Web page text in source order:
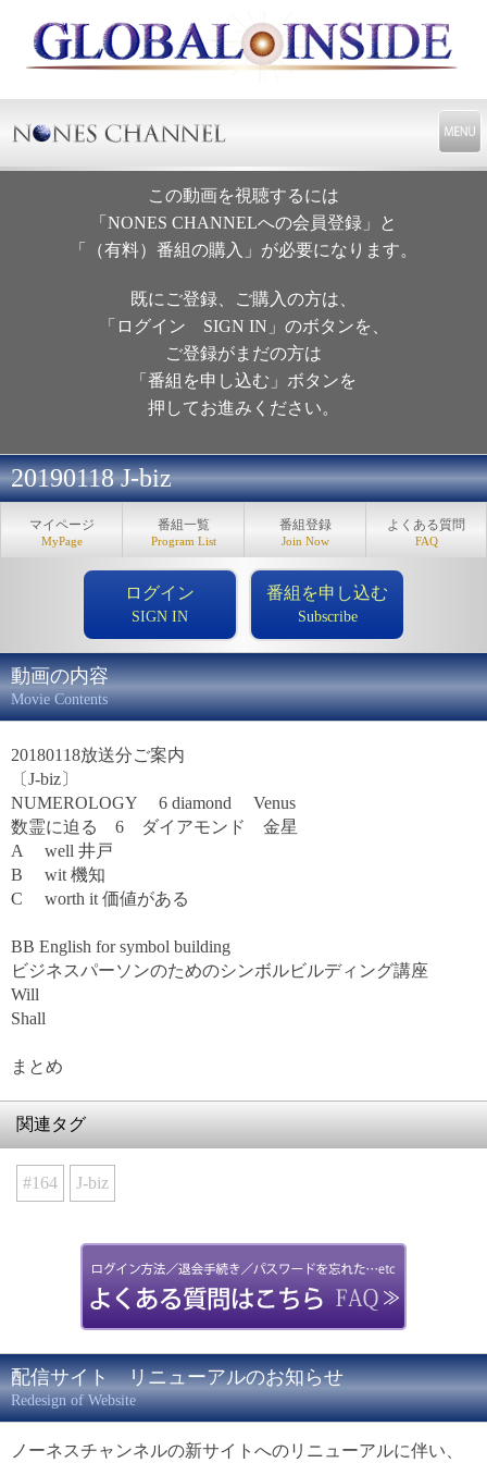
この動画を視聴するには
「NONES CHANNELへの会員登録」と
「（有料）番組の購入」が必要になります。
既にご登録、ご購入の方は、
「ログイン SIGN IN」のボタンを、
ご登録がまだの方は
「番組を申し込む」ボタンを
押してお進みください。
20190118 J-biz
マイページ
MyPage
番組一覧
Program List
番組登録
Join Now
よくある質問
FAQ
ログイン
SIGN IN
番組を申し込む
Subscribe
動画の内容
Movie Contents
20180118放送分ご案内
〔J-biz〕
NUMEROLOGY 6 diamond Venus
数霊に迫る 6 ダイアモンド 金星
A well 井戸
B wit 機知
C worth it 価値がある
BB English for symbol building
ビジネスパーソンのためのシンボルビルディング講座
Will
Shall
まとめ
関連タグ
#164 J-biz
配信サイト リニューアルのお知らせ
Redesign of Website
ノーネスチャンネルの新サイトへのリニューアルに伴い、